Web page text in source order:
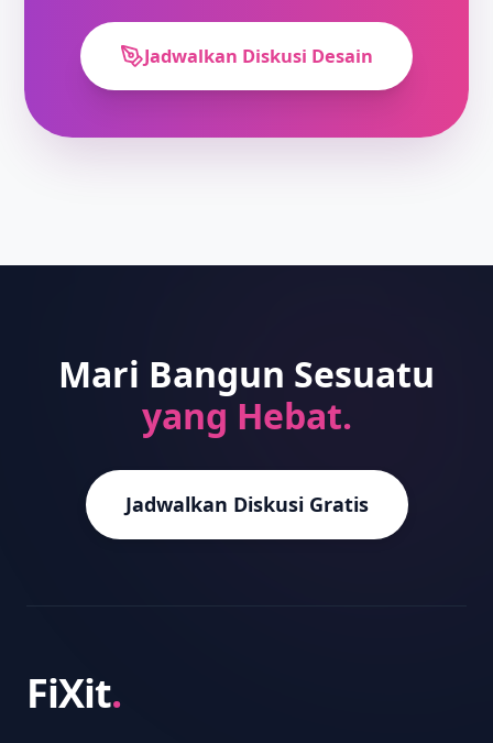
Jadwalkan Diskusi Desain
Mari Bangun Sesuatu
yang Hebat.
Jadwalkan Diskusi Gratis
FiXit.